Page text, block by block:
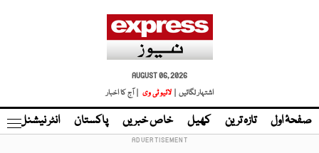
AUGUST 06, 2026
اشتہار لگائیں |
لائیو ٹی وی | آج کا اخبار
صفحۂ اول تازہ ترین کھیل خاص خبریں پاکستان انٹر نیشنل